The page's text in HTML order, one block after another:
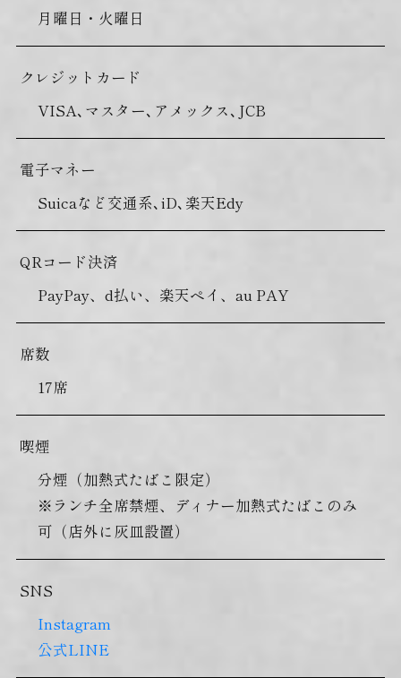
月曜日・火曜日
クレジットカード
VISA､マスター､アメックス､JCB
電子マネー
Suicaなど交通系､iD､楽天Edy
QRコード決済
PayPay、d払い、楽天ペイ、au PAY
席数
17席
喫煙
分煙（加熱式たばこ限定）
※ランチ全席禁煙、ディナー加熱式たばこのみ
可（店外に灰皿設置）
SNS
Instagram
公式LINE